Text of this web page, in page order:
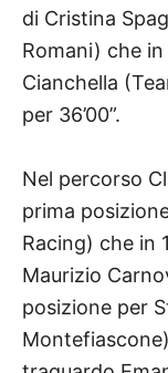
di Cristina
Romani) che in
Cianchella
per 36’00”.
Nel percorso
prima
Racing) che in
Maurizio
posizione per
Montefiascone)